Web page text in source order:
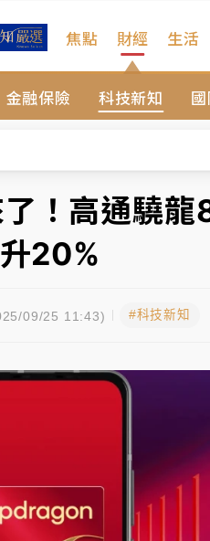
焦點 財經
金融保險 科技新知
生活
雜 觀旅局回應了
請遭駁 理由曝光
塞車 周六起展出延長至晚上
開羈押庭
曝光
請遭駁 理由曝光
塞車 周六起展出延長至晚
開羈押庭
」降雨熱區曝
了！高通驍
20%
09/25 11:43) #科技新知